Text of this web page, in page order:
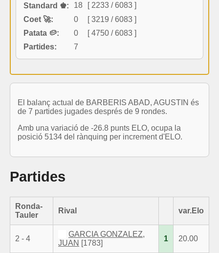
Standard ♚: 18
[ 2233 / 6083 ]
Coet 🚀:
0
[ 3219 / 6083 ]
Patata 🥔:
0
[ 4750 / 6083 ]
Partides:
7
El balanç actual de BARBERIS ABAD, AGUSTIN és
de 7 partides jugades després de 9 rondes.
Amb una variació de -26.8 punts ELO, ocupa la
posició 5134 del rànquing per increment d'ELO.
Partides
Ronda-
Tauler
Rival var.Elo
2 - 4
GARCIA GONZALEZ,
JUAN [1783]
1 20.00